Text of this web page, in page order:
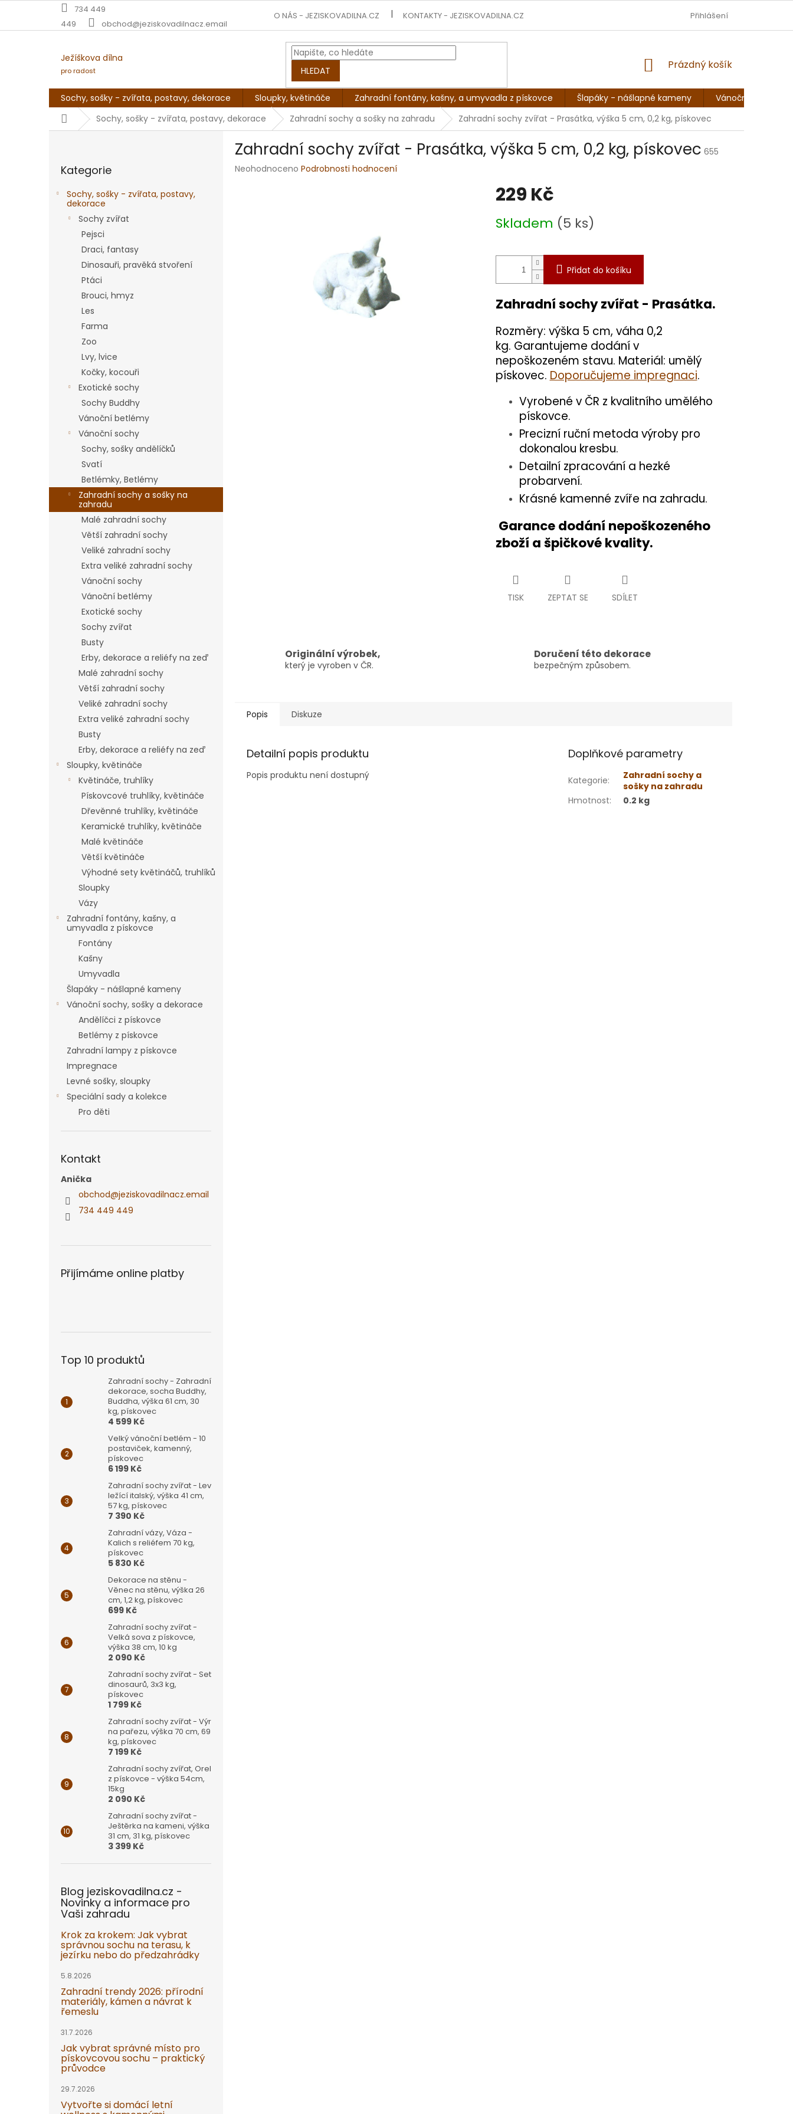
obsah
734 449
449
obchod@jeziskovadilnacz.email
O NÁS - JEZISKOVADILNA.CZ KONTAKTY - JEZISKOVADILNA.CZ OBCHODNÍ PODMÍNKY
Přihlášení
Ježíškova dílna
pro radost HLEDAT
NÁKUPNÍ
Prázdný košík
Sochy, sošky - zvířata, postavy, dekorace Sloupky, květináče Zahradní fontány, kašny, a umyvadla z pískovce Šlapáky - nášlapné kameny
Vánoční sochy,
DomůSochy, sošky - zvířata, postavy, dekorace Zahradní sochy a sošky na zahradu Zahradní sochy zvířat - Prasátka, výška 5 cm, 0,2 kg, pískovec
kategorie
Kategorie
Sochy, sošky - zvířata, postavy,
dekorace
Sochy zvířat
Pejsci
Draci, fantasy
Dinosauři, pravěká stvoření
Ptáci
Brouci, hmyz
Les
Farma
Zoo
Lvy, lvice
Kočky, kocouři
Exotické sochy
Sochy Buddhy
Vánoční betlémy
Vánoční sochy
Sochy, sošky andělíčků
Svatí
Betlémky, Betlémy
Zahradní sochy a sošky na
zahradu
Malé zahradní sochy
Větší zahradní sochy
Veliké zahradní sochy
Extra veliké zahradní sochy
Vánoční sochy
Vánoční betlémy
Exotické sochy
Sochy zvířat
Busty
Erby, dekorace a reliéfy na zeď
Malé zahradní sochy
Větší zahradní sochy
Veliké zahradní sochy
Extra veliké zahradní sochy
Busty
Erby, dekorace a reliéfy na zeď
Sloupky, květináče
Květináče, truhlíky
Pískovcové truhlíky, květináče
Dřevěnné truhlíky, květináče
Keramické truhlíky, květináče
Malé květináče
Větší květináče
Výhodné sety květináčů, truhlíků
Sloupky
Vázy
Zahradní fontány, kašny, a
umyvadla z pískovce
Fontány
Kašny
Umyvadla
Šlapáky - nášlapné kameny
Vánoční sochy, sošky a dekorace
Andělíčci z pískovce
Betlémy z pískovce
Zahradní lampy z pískovce
Impregnace
Levné sošky, sloupky
Speciální sady a kolekce
Pro děti
Kontakt
Anička
obchod@jeziskovadilnacz.email
734 449 449
Přijímáme online platby
Top 10 produktů
Zahradní sochy - Zahradní
dekorace, socha Buddhy,
Buddha, výška 61 cm, 30
kg, pískovec
4 599 Kč
Velký vánoční betlém - 10
postaviček, kamenný,
pískovec
6 199 Kč
Zahradní sochy zvířat - Lev
ležící italský, výška 41 cm,
57 kg, pískovec
7 390 Kč
Zahradní vázy, Váza -
Kalich s reliéfem 70 kg,
pískovec
5 830 Kč
Dekorace na stěnu -
Věnec na stěnu, výška 26
cm, 1,2 kg, pískovec
699 Kč
Zahradní sochy zvířat -
Velká sova z pískovce,
výška 38 cm, 10 kg
2 090 Kč
Zahradní sochy zvířat - Set
dinosaurů, 3x3 kg,
pískovec
1 799 Kč
Zahradní sochy zvířat - Výr
na pařezu, výška 70 cm, 69
kg, pískovec
7 199 Kč
Zahradní sochy zvířat, Orel
z pískovce - výška 54cm,
15kg
2 090 Kč
Zahradní sochy zvířat -
Ještěrka na kameni, výška
31 cm, 31 kg, pískovec
3 399 Kč
Blog jeziskovadilna.cz -
Novinky a informace pro
Vaši zahradu
Krok za krokem: Jak vybrat
správnou sochu na terasu, k
jezírku nebo do předzahrádky
5.8.2026
Zahradní trendy 2026: přírodní
materiály, kámen a návrat k
řemeslu
31.7.2026
Jak vybrat správné místo pro
pískovcovou sochu – praktický
průvodce
29.7.2026
Vytvořte si domácí letní
Zahradní sochy zvířat - Prasátka, výška 5 cm, 0,2 kg, pískovec 655
Průměrné
Neohodnoceno Podrobnosti hodnocení
229 Kč
cena:
Skladem (5 ks)
Přidat do košíku
Zahradní sochy zvířat - Prasátka.
Rozměry: výška 5 cm, váha 0,2
kg. Garantujeme dodání v
nepoškozeném stavu. Materiál: umělý
pískovec.Doporučujeme impregnaci.
Vyrobené v ČR z kvalitního umělého
pískovce.
Precizní ruční metoda výroby pro
dokonalou kresbu.
Detailní zpracování a hezké
probarvení.
Krásné kamenné zvíře na zahradu.
Garance dodání nepoškozeného
zboží a špičkové kvality.
TISK ZEPTAT SE SDÍLET
Originální výrobek,
který je vyroben v ČR.
Doručení této dekorace
bezpečným způsobem.
Popis Diskuze
Detailní popis produktu
Popis produktu není dostupný
Doplňkové parametry
Kategorie:
Zahradní sochy a
sošky na zahradu
Hmotnost: 0.2 kg